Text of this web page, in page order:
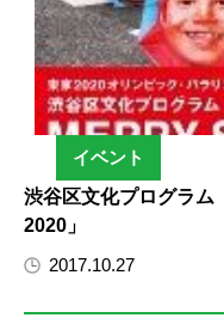
イベント
渋谷区文化プログラ
2020」
2017.10.27